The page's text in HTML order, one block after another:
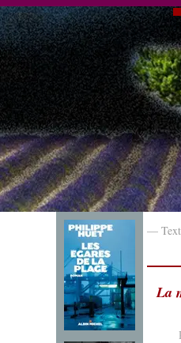
—
La